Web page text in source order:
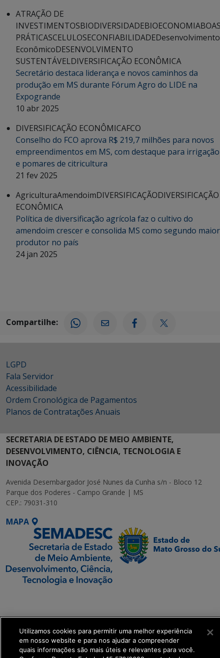
ATRAÇÃO DE
INVESTIMENTOSBIODIVERSIDADEBIOECONOMIA
PRÁTICASCELULOSECONFIABILIDADEDesenvolvimento
EconômicoDESENVOLVIMENTO
SUSTENTÁVELDIVERSIFICAÇÃO ECONÔMICA
Secretário destaca liderança e novos caminhos da
produção em MS durante Fórum Agro do LIDE na
Expogrande
10 abr 2025
DIVERSIFICAÇÃO ECONÔMICAFCO
Conselho do FCO aprova R$ 219,7 milhões para novos
empreendimentos em MS, com destaque para irrigação
e pomares de citricultura
21 fev 2025
AgriculturaAmendoimDIVERSIFICAÇÃODIVERSIFICAÇÃO
ECONÔMICA
Política de diversificação agrícola faz o cultivo do
amendoim crescer e consolida MS como segundo maior
produtor no país
24 jan 2025
Compartilhe:
LGPD
Fala Servidor
Acessibilidade
Ordem Cronológica de Pagamentos
Planos de Contratações Anuais
SECRETARIA DE ESTADO DE MEIO AMBIENTE,
DESENVOLVIMENTO, CIÊNCIA, TECNOLOGIA E
INOVAÇÃO
Avenida Desembargador José Nunes da Cunha s/n - Bloco 12
Parque dos Poderes - Campo Grande | MS
CEP.: 79031-310
MAPA
Transformação Digital
get_footer();
Utilizamos cookies para permitir uma melhor experiência
em nosso website e para nos ajudar a compreender
quais informações são mais úteis e relevantes para você.